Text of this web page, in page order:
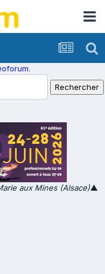
aux Mines (Alsace)▲